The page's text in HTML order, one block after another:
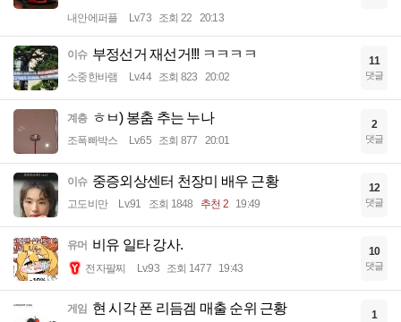
내안에퍼플 Lv.73 조회 22 20:13
이슈 부정선거 재선거!!! ㅋㅋㅋㅋ
소중한바램 Lv.44 조회 823 20:02
11
댓글
계층 ㅎㅂ) 봉춤 추는 누나
조폭빠박스 Lv.65 조회 877 20:01
2
댓글
이슈 중증외상센터 천장미 배우 근황
고도비만 Lv.91 조회 1848 추천 2 19:49
12
댓글
유머 비유 일타 강사.
전자팔찌 Lv.93 조회 1477 19:43
10
댓글
게임 현 시각 폰 리듬겜 매출 순위 근황 1